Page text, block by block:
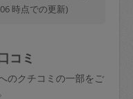
時点での更新)
コミ
のクチコミの一部をご